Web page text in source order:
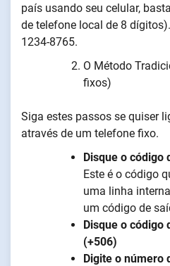
país usando seu celular,
de telefone local de 8
1234-8765.
O Método
fixos)
Siga estes passos se quiser
através de um telefone fixo.
Disque o código
Este é o código
uma linha
um código de
Disque o código
(+506)
Digite o número